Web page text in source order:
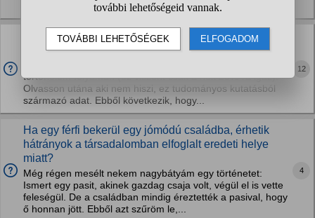
emberként élhette volna le az élete nagyrészét./...
A nők miért nem tudják elfogadni, hogy a férjüknek
más nővel is lehet viszonya?
történelem folyamán (ez viszont csak a nők 20%-ra igaz).
Olvasson utána aki nem hiszi, ez tudományos kutatásból
származó adat. Ebből következik, hogy...
12
Ha egy férfi bekerül egy jómódú családba, érhetik
hátrányok a társadalomban elfoglalt eredeti helye
miatt?
Még régen mesélt nekem nagybátyám egy történetet:
Ismert egy pasit, akinek gazdag csaja volt, végül el is vette
feleségül. De a családban mindig éreztették a pasival, hogy
ő honnan jött. Ebből azt szűröm le,...
4